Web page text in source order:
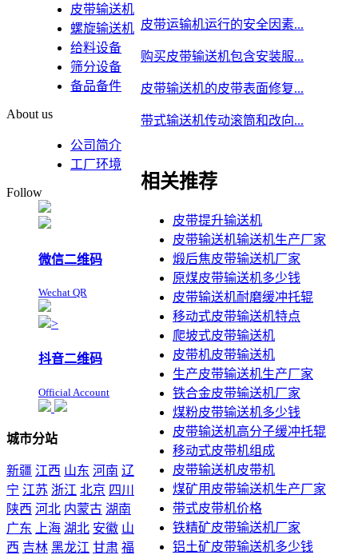
皮带运输机运行的安全因素...
购买皮带输送机包含安装服...
皮带输送机的皮带表面修复...
带式输送机传动滚筒和改向...
相关推荐
皮带提升输送机
皮带输送机输送机生产厂家
煅后焦皮带输送机厂家
原煤皮带输送机多少钱
皮带输送机耐磨缓冲托辊
移动式皮带输送机特点
爬坡式皮带输送机
皮带机皮带输送机
生产皮带输送机生产厂家
铁合金皮带输送机厂家
煤粉皮带输送机多少钱
皮带输送机高分子缓冲托辊
移动式皮带机组成
皮带输送机皮带机
煤矿用皮带输送机生产厂家
带式皮带机价格
铁精矿皮带输送机厂家
铝土矿皮带输送机多少钱
皮带输送机
螺旋输送机
给料设备
筛分设备
备品备件
About us
公司简介
工厂环境
Follow
微信二维码
Wechat QR
>
抖音二维码
Official Account
城市分站
新疆 江西 山东 河南 辽
宁 江苏 浙江 北京 四川
陕西 河北 内蒙古 湖南
广东
上海 湖北 安徽 山
西 吉林 黑龙江 甘肃 福